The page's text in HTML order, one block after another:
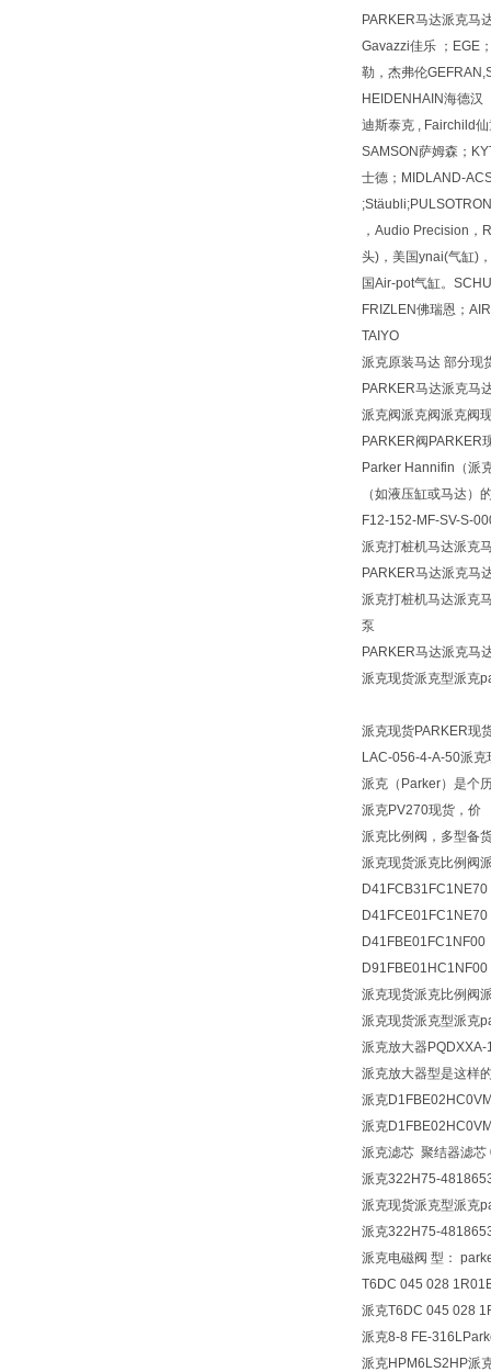
PARKER马达派克马
Gavazzi佳乐 ；EGE
勒，杰弗伦
HEIDENHAIN海德汉
迪斯泰克 , Fairchild
SAMSON萨姆森；
士德；MIDLAND-
，Audio Precision
头)，美国ynai(气缸)
国Air-pot气缸。
FRIZLEN佛瑞恩；
TAIYO
派克原装马达 部分现
PARKER马达派克马
派克阀派克阀派克阀
PARKER阀PARKER
Parker Hannifin（派
（如液压缸或马达
F12-152-MF-SV-S-
派克打桩机马达派克
PARKER马达派克马
派克打桩机马达派克
泵
PARKER马达派克马
派克现货派克型派克
派克现货PARKER现
LAC-056-4-A-50派
派克（Parker）是个
派克PV270现货，价
派克比例阀，多型备
派克现货派克比例阀
D41FCB31FC1NE70
D41FCE01FC1NE70
D41FBE01FC1NF00
D91FBE01HC1NF00
派克现货派克比例阀
派克现货派克型派克
派克放大器PQDXXA-
派克放大器型是这样
派克
派克
派克滤芯 聚结器滤
派克322H75-
派克现货派克型派克
派克322H75-
派克电磁阀 型：
T6DC 045 028
派克T6DC 045 028
派克8-8 FE-
派克HPM6LS2HP派